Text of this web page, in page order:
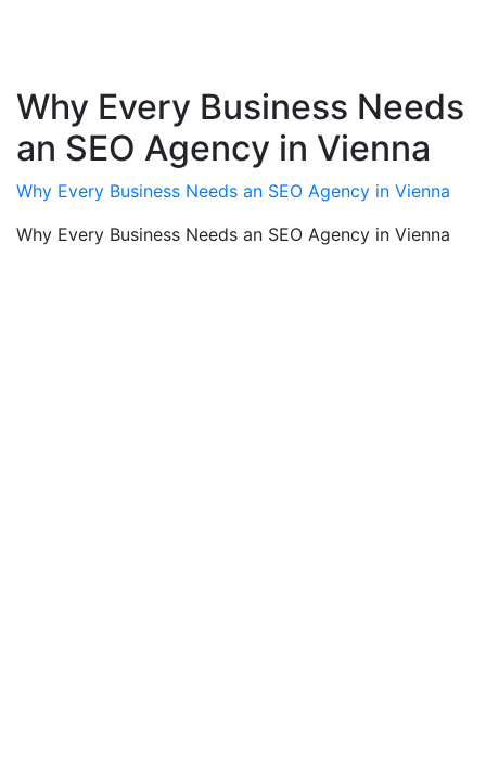
Why Every Business Needs
an SEO Agency in Vienna
Why Every Business Needs an SEO Agency in Vienna
Why Every Business Needs an SEO Agency in Vienna